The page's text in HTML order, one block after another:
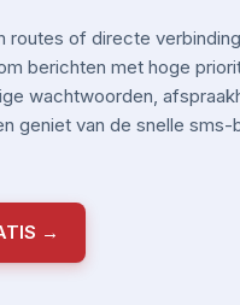
routes of directe
berichten met hoge
wachtwoorden,
geniet van de snelle sms-
→